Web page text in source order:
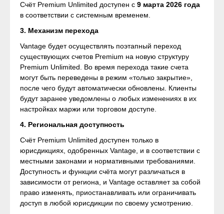
Счёт Premium Unlimited доступен с 9 марта 2026 года
в соответствии с системным временем.
3. Механизм перехода
Vantage будет осуществлять поэтапный переход
существующих счетов Premium на новую структуру
Premium Unlimited. Во время перехода такие счета
могут быть переведены в режим «только закрытие»,
после чего будут автоматически обновлены. Клиенты
будут заранее уведомлены о любых изменениях в их
настройках маржи или торговом доступе.
4. Региональная доступность
Счёт Premium Unlimited доступен только в
юрисдикциях, одобренных Vantage, и в соответствии с
местными законами и нормативными требованиями.
Доступность и функции счёта могут различаться в
зависимости от региона, и Vantage оставляет за собой
право изменять, приостанавливать или ограничивать
доступ в любой юрисдикции по своему усмотрению.